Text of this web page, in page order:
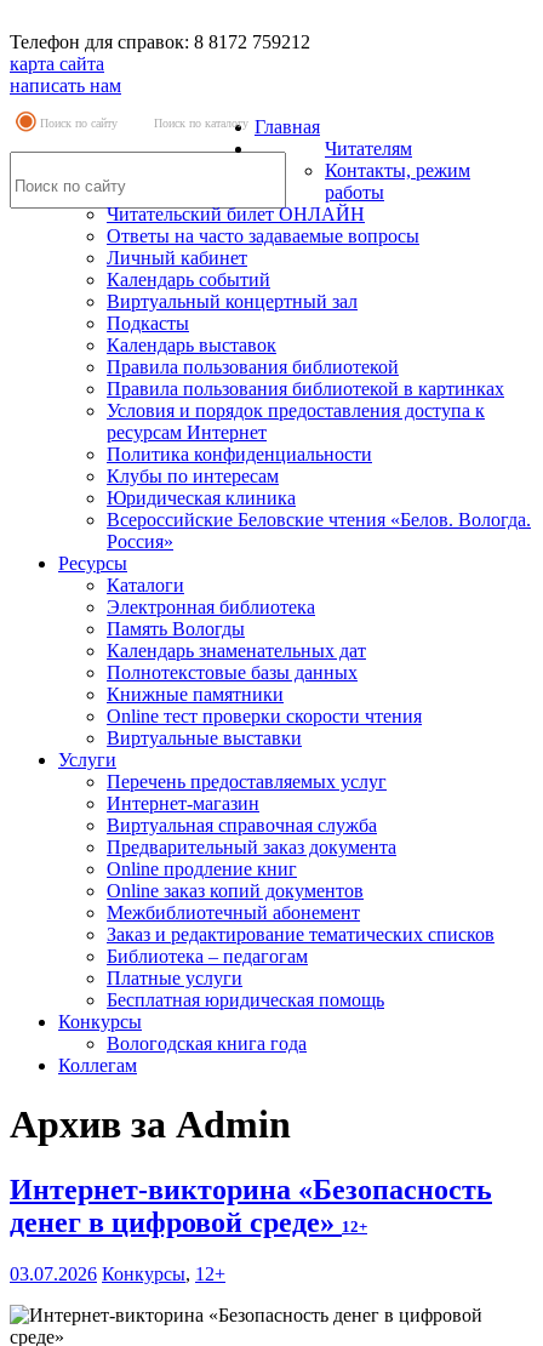
Телефон для справок: 8 8172 759212
карта сайта
написать нам
Поиск по сайту Поиск по каталогу Главная
Читателям
Контакты, режим
работы
Читательский билет ОНЛАЙН
Ответы на часто задаваемые вопросы
Личный кабинет
Календарь событий
Виртуальный концертный зал
Подкасты
Календарь выставок
Правила пользования библиотекой
Правила пользования библиотекой в картинках
Условия и порядок предоставления доступа к
ресурсам Интернет
Политика конфиденциальности
Клубы по интересам
Юридическая клиника
Всероссийские Беловские чтения «Белов. Вологда.
Россия»
Ресурсы
Каталоги
Электронная библиотека
Память Вологды
Календарь знаменательных дат
Полнотекстовые базы данных
Книжные памятники
Online тест проверки скорости чтения
Виртуальные выставки
Услуги
Перечень предоставляемых услуг
Интернет-магазин
Виртуальная справочная служба
Предварительный заказ документа
Online продление книг
Online заказ копий документов
Межбиблиотечный абонемент
Заказ и редактирование тематических списков
Библиотека – педагогам
Платные услуги
Бесплатная юридическая помощь
Конкурсы
Вологодская книга года
Коллегам
Архив за Admin
Интернет-викторина «Безопасность
денег в цифровой среде» 12+
03.07.2026 Конкурсы, 12+